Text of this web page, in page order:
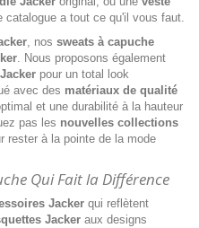
catalogue a tout ce qu'il vous faut.
, nos sweats à capuche
. Nous proposons également
pour un total look
avec des matériaux de qualité
et une durabilité à la hauteur
pas les nouvelles collections
rester à la pointe de la mode
Qui Fait la Différence
Jacker qui reflètent
Jacker aux designs